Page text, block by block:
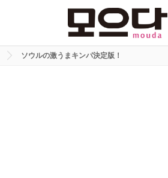
ソウルの激うまキンパ決定版！